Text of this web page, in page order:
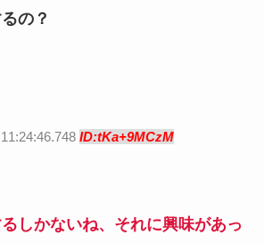
の？
ID:tKa+9MCzM
しかないね、それに興味があっ